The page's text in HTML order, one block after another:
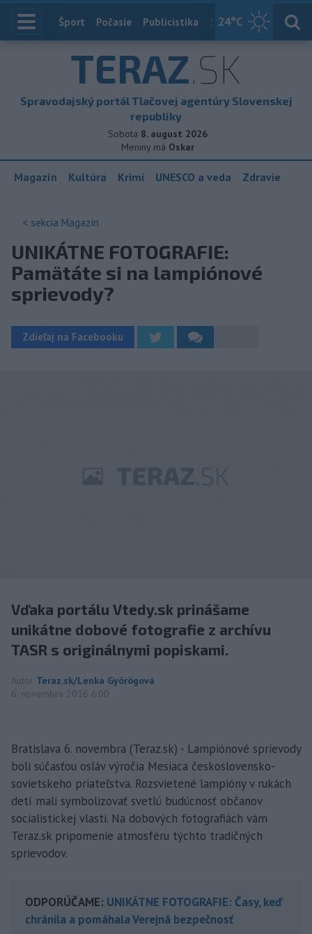
24°C
Index
Šport Počasie Publicistika Slovensko
TERAZ.SK
Spravodajský portál Tlačovej agentúry Slovenskej
republiky
Sobota 8. august 2026
Meniny má Oskar
Magazín Kultúra Krimi UNESCO a veda Zdravie
< sekcia Magazín
UNIKÁTNE FOTOGRAFIE:
Pamätáte si na lampiónové
sprievody?
Zdieľaj na Facebooku
Vďaka portálu Vtedy.sk prinášame
unikátne dobové fotografie z archívu
TASR s originálnymi popiskami.
Autor Teraz.sk/Lenka Györögová
6. novembra 2016 6:00
Bratislava 6. novembra (Teraz.sk) - Lampiónové sprievody
boli súčasťou osláv výročia Mesiaca československo-
sovietskeho priateľstva. Rozsvietené lampióny v rukách
detí mali symbolizovať svetlú budúcnosť občanov
socialistickej vlasti. Na dobových fotografiách vám
Teraz.sk pripomenie atmosféru týchto tradičných
sprievodov.
ODPORÚČAME: UNIKÁTNE FOTOGRAFIE: Časy, keď
chránila a pomáhala Verejná bezpečnosť